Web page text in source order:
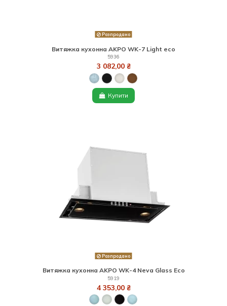
Розпродано
Витяжка кухонна AKPO WK-7 Light eco
5936
3 082,00 ₴
Купити
Розпродано
Витяжка кухонна AKPO WK-4 Neva Glass Eco
5919
4 353,00 ₴